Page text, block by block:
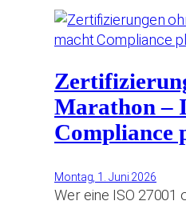
Marathon –
Compliance
Montag, 1. Juni 2026
Wer eine ISO 27001